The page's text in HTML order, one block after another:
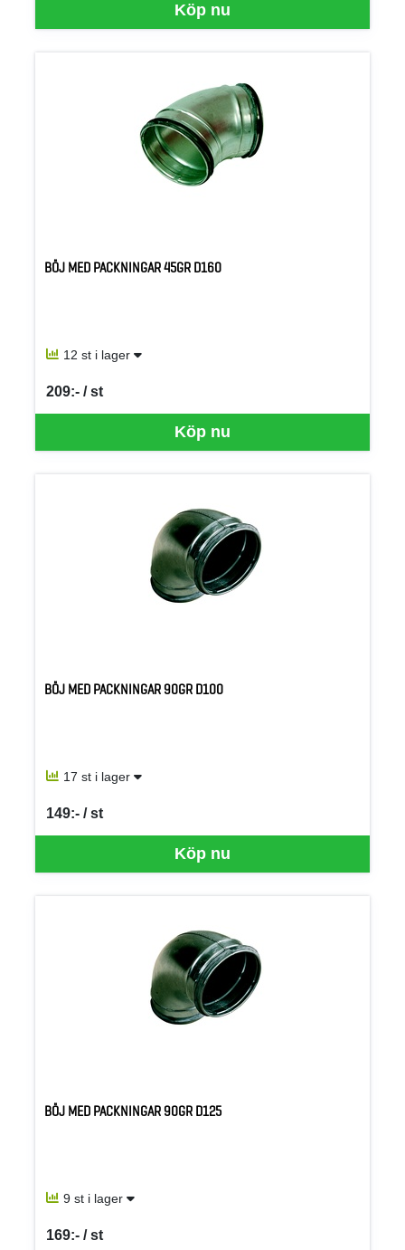
Köp nu
BÖJ MED PACKNINGAR 45GR D160
12 st i lager
Köp nu
209:- / st
SEK per ST
BÖJ MED PACKNINGAR 90GR D100
17 st i lager
Köp nu
149:- / st
SEK per ST
BÖJ MED PACKNINGAR 90GR D125
9 st i lager
169:- / st
SEK per ST